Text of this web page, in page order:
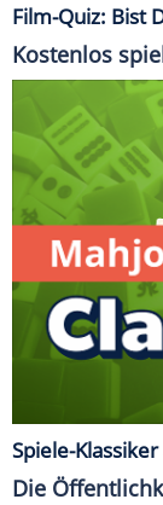
Film-Quiz: Bist
Kostenlos
Spiele-
Die